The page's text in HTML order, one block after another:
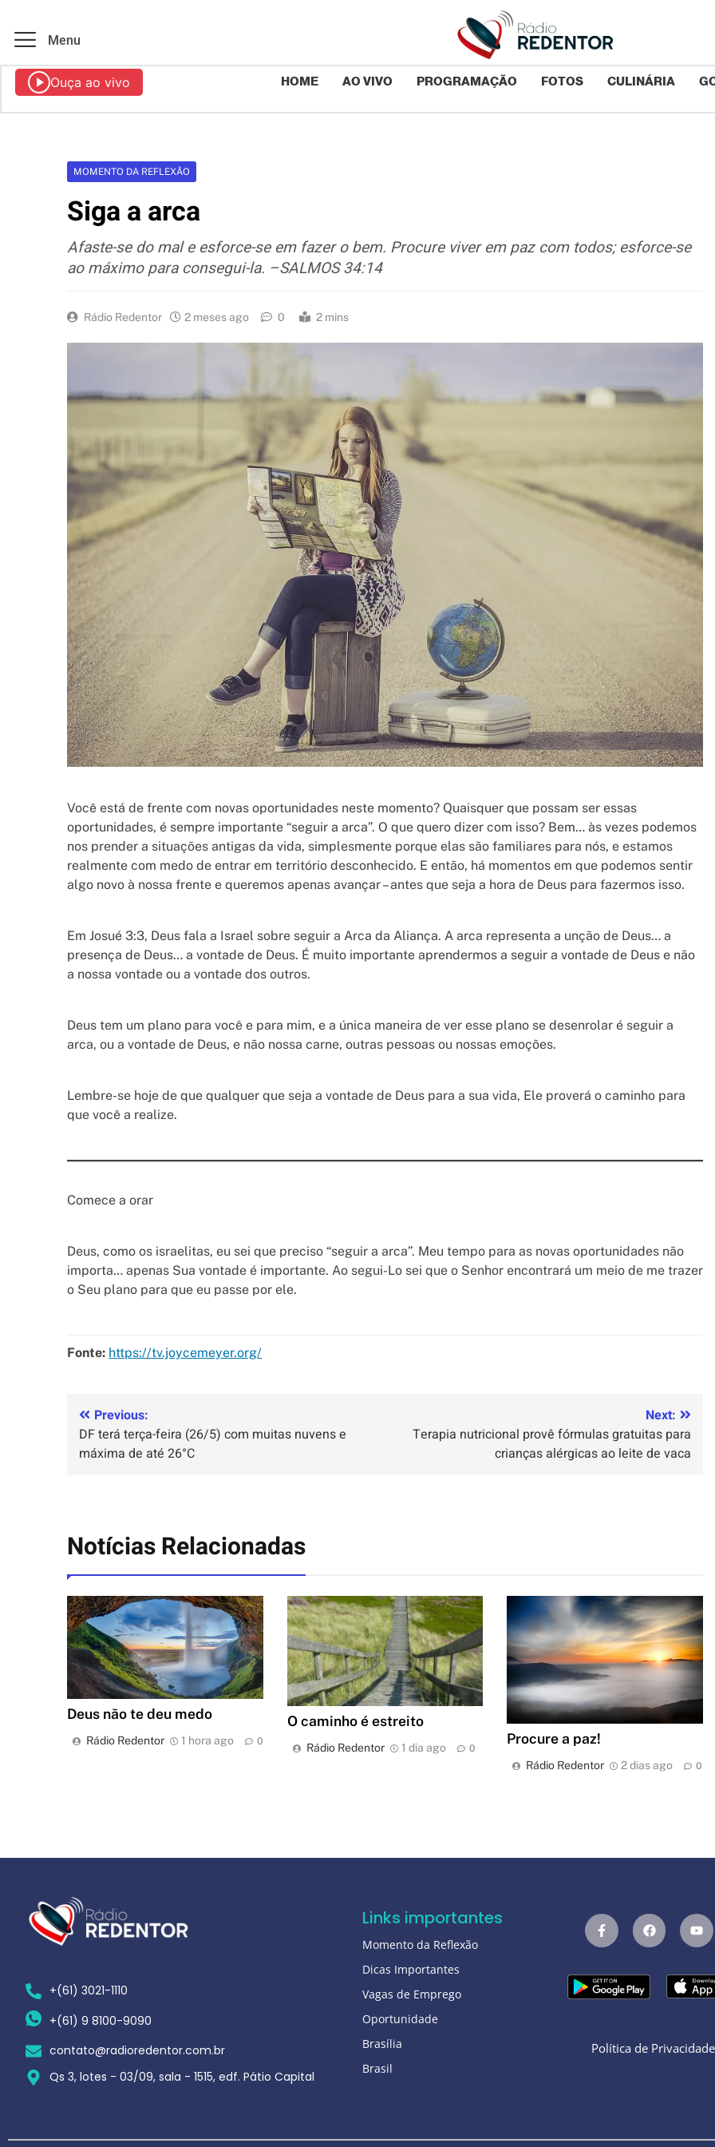
Menu
Ouça ao vivo HOME AO VIVO PROGRAMAÇÃO FOTOS CULINÁRIA
MOMENTO DA REFLEXÃO
Siga a arca
Afaste-se do mal e esforce-se em fazer o bem. Procure viver em paz com todos; esforce-se
ao máximo para consegui-la. –SALMOS 34:14
Rádio Redentor 2 meses ago 0 2 mins
Você está de frente com novas oportunidades neste momento? Quaisquer que possam ser essas
oportunidades, é sempre importante “seguir a arca”. O que quero dizer com isso? Bem… às vezes podemos
nos prender a situações antigas da vida, simplesmente porque elas são familiares para nós, e estamos
realmente com medo de entrar em território desconhecido. E então, há momentos em que podemos sentir
algo novo à nossa frente e queremos apenas avançar – antes que seja a hora de Deus para fazermos isso.
Em Josué 3:3, Deus fala a Israel sobre seguir a Arca da Aliança. A arca representa a unção de Deus… a
presença de Deus… a vontade de Deus. É muito importante aprendermos a seguir a vontade de Deus e não
a nossa vontade ou a vontade dos outros.
Deus tem um plano para você e para mim, e a única maneira de ver esse plano se desenrolar é seguir a
arca, ou a vontade de Deus, e não nossa carne, outras pessoas ou nossas emoções.
Lembre-se hoje de que qualquer que seja a vontade de Deus para a sua vida, Ele proverá o caminho para
que você a realize.
Comece a orar
Deus, como os israelitas, eu sei que preciso “seguir a arca”. Meu tempo para as novas oportunidades não
importa… apenas Sua vontade é importante. Ao segui-Lo sei que o Senhor encontrará um meio de me trazer
o Seu plano para que eu passe por ele.
Fonte: https://tv.joycemeyer.org/
Previous:
DF terá terça-feira (26/5) com muitas nuvens e
máxima de até 26°C
Next:
Terapia nutricional provê fórmulas gratuitas para
crianças alérgicas ao leite de vaca
Notícias Relacionadas
Deus não te deu medo
Rádio Redentor 1 hora ago 0
O caminho é estreito
Rádio Redentor 1 dia ago 0
Procure a paz!
Rádio Redentor 2 dias ago 0
+(61) 3021-1110
+(61) 9 8100-9090
contato@radioredentor.com.br
Qs 3, lotes - 03/09, sala - 1515, edf. Pátio Capital
Links importantes
Momento da Reflexão
Dicas Importantes
Vagas de Emprego
Oportunidade
Brasília
Brasil
Política de Privacidade